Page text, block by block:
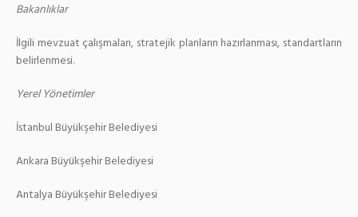
Bakanlıklar
İlgili mevzuat çalışmaları, stratejik planların hazırlanması, standartların
belirlenmesi.
Yerel Yönetimler
İstanbul Büyükşehir Belediyesi
Ankara Büyükşehir Belediyesi
Antalya Büyükşehir Belediyesi